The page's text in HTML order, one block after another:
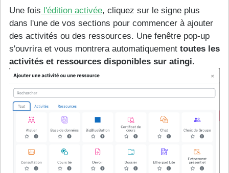
Une fois l'édition activée, cliquez sur le signe plus
dans l'une de vos sections pour commencer à ajouter
des activités ou des ressources. Une fenêtre pop-up
s'ouvrira et vous montrera automatiquement toutes les
activités et ressources disponibles sur atingi.